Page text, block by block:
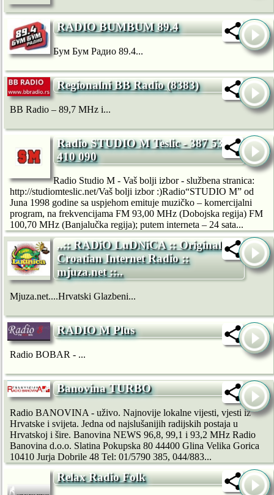
RADIO BUMBUM 89.4
Бум Бум Радио 89.4...
Regionalni BB Radio (8383)
BB Radio – 89,7 MHz i...
Radio STUDIO M Teslic - 387 53
410 090
Radio Studio M - Vaš bolji izbor - službena stranica:
http://studiomteslic.net/Vaš bolji izbor :)Radio“STUDIO M” od
Juna 1998 godine sa uspjehom emituje muzičko – komercijalni
program, na frekvencijama FM 93,00 MHz (Dobojska regija) FM
100,70 MHz (Banjalučka regija); putem interneta – 24 sata...
..:: RADiO LuDNiCA :: Original
Croatian Internet Radio ::
mjuza.net ::..
Mjuza.net....Hrvatski Glazbeni...
RADIO M Plus
Radio BOBAR - ...
Banovina TURBO
Radio BANOVINA - uživo. Najnovije lokalne vijesti, vjesti iz
Hrvatske i svijeta. Jedna od najslušanijih radijskih postaja u
Hrvatskoj i šire. Banovina NEWS 96,8, 99,1 i 93,2 MHz Radio
Banovina d.o.o. Slatina Pokupska 80 44400 Glina Velika Gorica
10410 Jurja Dobrile 48 Tel: 01/5790 385, 044/883...
Relax Radio Folk